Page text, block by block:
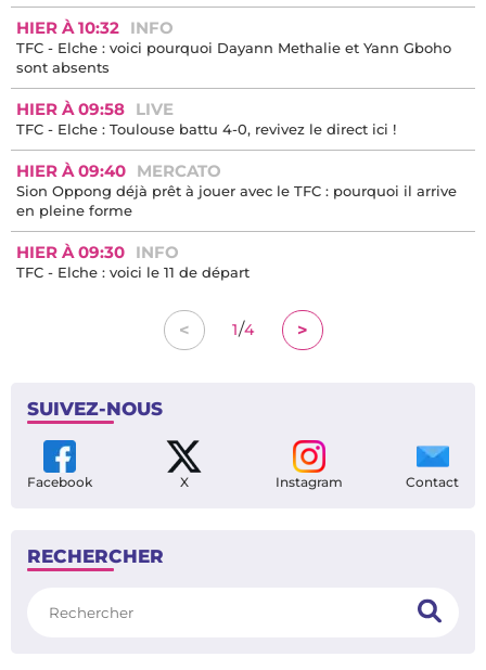
HIER À 10:32 INFO
TFC - Elche : voici pourquoi Dayann Methalie et Yann Gboho
sont absents
HIER À 09:58 LIVE
TFC - Elche : Toulouse battu 4-0, revivez le direct ici !
HIER À 09:40 MERCATO
Sion Oppong déjà prêt à jouer avec le TFC : pourquoi il arrive
en pleine forme
HIER À 09:30 INFO
TFC - Elche : voici le 11 de départ
< 1/4 >
SUIVEZ-NOUS
Facebook X Instagram Contact
RECHERCHER